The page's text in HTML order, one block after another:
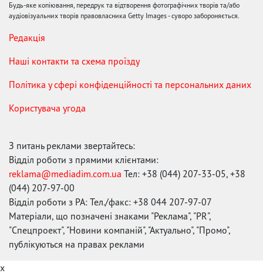
Будь-яке копіювання, передрук та відтворення фотографічних творів та/або
аудіовізуальних творів правовласника Getty Images - суворо забороняється.
Редакція
Наші контакти та схема проїзду
Політика у сфері конфіденційності та персональних даних
Користувача угода
З питань реклами звертайтесь:
Відділ роботи з прямими клієнтами:
reklama@mediadim.com.ua Тел: +38 (044) 207-33-05, +38
(044) 207-97-00
Відділ роботи з РА: Тел./факс: +38 044 207-97-07
Матеріали, що позначені знаками "Реклама", "PR",
"Спецпроект", "Новини компаній", "Актуально", "Промо",
публікуються на правах реклами
x